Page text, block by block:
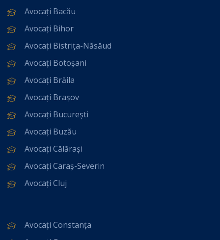
Avocați Bacău
Avocați Bihor
Avocați Bistrița-Năsăud
Avocați Botoșani
Avocați Brăila
Avocați Brașov
Avocați București
Avocați Buzău
Avocați Călărași
Avocați Caraș-Severin
Avocați Cluj
Avocați Constanța